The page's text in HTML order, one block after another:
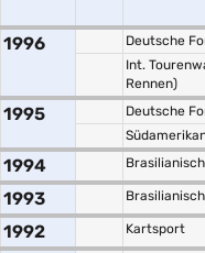
1996
Deutsche
Int.
Rennen)
1995
Deutsche
1994
1993
1992 Kartsport